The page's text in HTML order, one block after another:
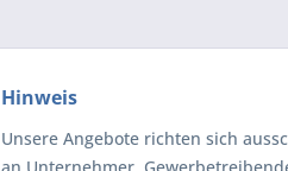
Hinweis
Unsere Angebote richten sich